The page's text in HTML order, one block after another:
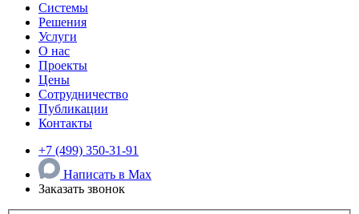
Системы
Решения
Услуги
О нас
Проекты
Цены
Сотрудничество
Публикации
Контакты
+7 (499) 350-31-91
Написать в Max
Заказать звонок